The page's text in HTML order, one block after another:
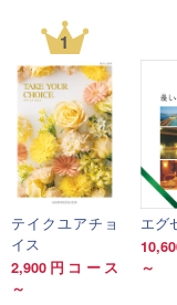
1
テイクユアチョ
イス
2,900円コース
～
エグ
～